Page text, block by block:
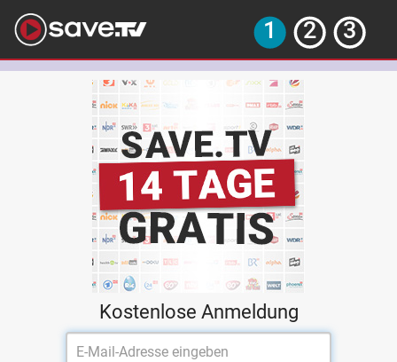
Kostenlose Anmeldung